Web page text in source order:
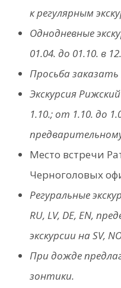
к регулярным
Однодневные
01.04. дo 01.10. в
Просьба
Экскурсия
1.10.; от 1.10. дo
Место встречи
Черноголовых
Регуральные
RU, LV, DE, EN,
экскурсии на SV,
При дожде
зонтики.